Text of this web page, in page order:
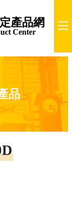
產品網
Center
品